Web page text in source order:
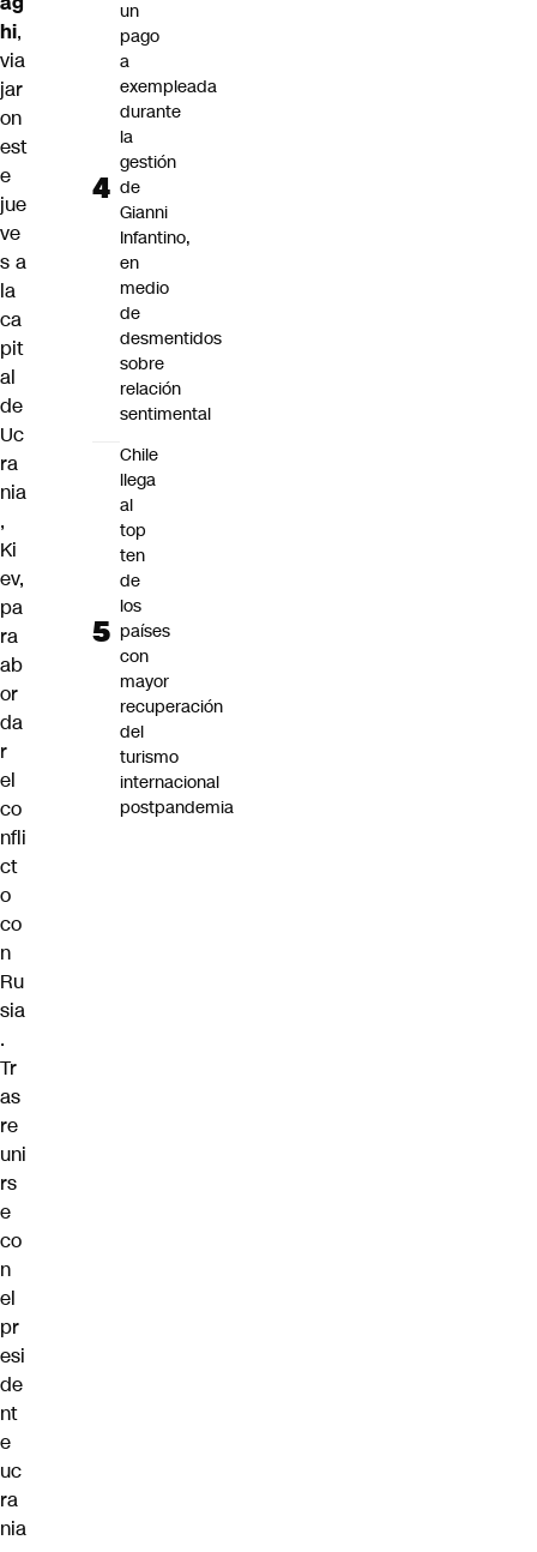
hi,
via
jar
on
est
e
jue
ve
s a
la
ca
pit
al
de
Uc
ra
nia
,
Ki
ev,
pa
ra
ab
or
da
r
el
co
nfli
ct
o
co
n
Ru
sia
.
Tr
as
re
uni
rs
e
co
n
el
pr
esi
de
nt
e
uc
ra
nia
un
pago
a
exempleada
durante
la
gestión
de
Gianni
Infantino,
en
medio
de
desmentidos
sobre
relación
sentimental
Chile
llega
al
top
ten
de
los
países
con
mayor
recuperación
del
turismo
internacional
postpandemia